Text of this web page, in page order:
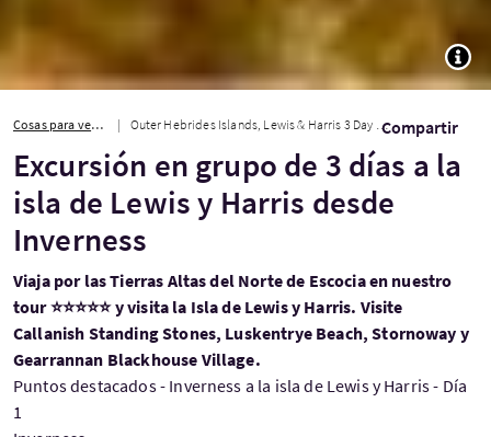
Cosas para ver y hacer Outer Hebrides Islands, Lewis & Harris 3 Day Group Tour from Inverness Compartir
Excursión en grupo de 3 días a la
isla de Lewis y Harris desde
Inverness
Viaja por las Tierras Altas del Norte de Escocia en nuestro
tour ⭐⭐⭐⭐⭐ y visita la Isla de Lewis y Harris. Visite
Callanish Standing Stones, Luskentrye Beach, Stornoway y
Gearrannan Blackhouse Village.
Puntos destacados - Inverness a la isla de Lewis y Harris - Día
1